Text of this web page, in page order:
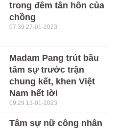
trong đêm tân hôn của
chồng
07:39 27-01-2023
Madam Pang trút bầu
tâm sự trước trận
chung kết, khen Việt
Nam hết lời
09:29 13-01-2023
Tâm sự nữ công nhân